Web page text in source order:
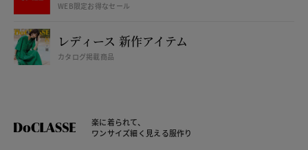
WEB限定お得なセール
レディース 新作アイテム
カタログ掲載商品
楽に着られて、
ワンサイズ細く見える服作り